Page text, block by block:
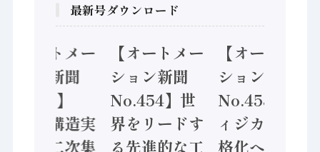
最新号ダウンロード
【オートメー
ション新聞
No.455】
「経済構造実
態調査二次集
【オートメー
ション新聞
No.454】世
界をリードす
る先進的な工
【オートメー
ション新聞
No.453】フ
ィジカルAI本
格化へ 国産